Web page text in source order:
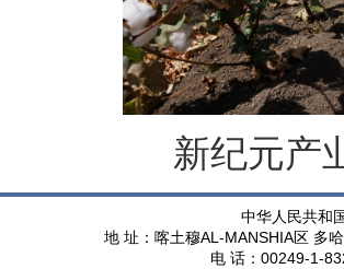
新纪元产业
中华人民共和
地 址：喀土穆AL-MANSHIA区 多
电 话： 00249-1-